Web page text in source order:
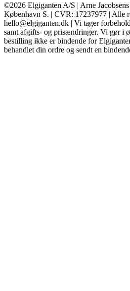
©2026 Elgiganten A/S | Arne
København S. | CVR: 17237977 | Alle
hello@elgiganten.dk | Vi tager
samt afgifts- og prisændringer. Vi gør i
bestilling ikke er bindende for
behandlet din ordre og sendt en